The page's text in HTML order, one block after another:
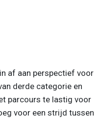
af aan perspectief voor
derde categorie en
parcours te lastig voor
voor een strijd tussen